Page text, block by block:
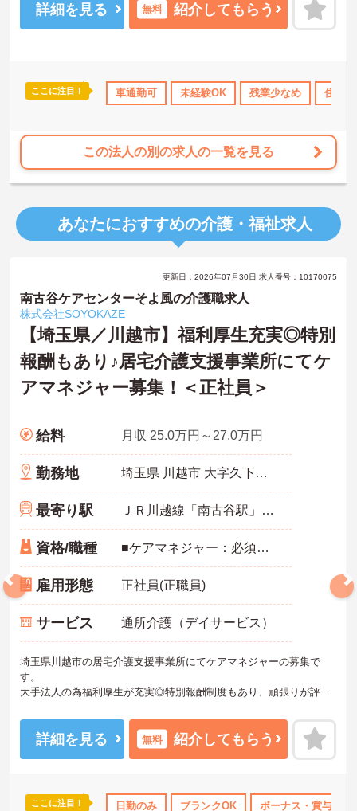
社会保険完備 退職金制度あり
くれますので、安心して入社できます。
ご興味のある方は、詳細や面接のポイントもお伝え出来ますのでお
詳細を見る 無料 紹介してもらう
ここに注目！ 車通勤可 未経験OK 残業少なめ 住宅
この法人の別の求人の一覧を見る
あなたにおすすめの介護・福祉求人
資格取得サポート 研修制度あり ボーナス・賞与あり
更新日：2026年07月30日 求人番号：10170075
南古谷ケアセンターそよ風の介護職求人
株式会社SOYOKAZE
【埼玉県／川越市】福利厚生充実◎特別
報酬もあり♪居宅介護支援事業所にてケ
アマネジャー募集！＜正社員＞
給料 月収 25.0万円～27.0万円
勤務地 埼玉県 川越市 大字久下戸1971-2
最寄り駅 ＪＲ川越線「南古谷駅」徒歩15分
資格/職種 ■ケアマネジャー：必須 ■経験必須 ■主任介護支援専門員：歓迎 ■ブランク可
雇用形態 正社員(正職員)
サービス 通所介護（デイサービス）
埼玉県川越市の居宅介護支援事業所にてケアマネジャーの募集で
す。
大手法人の為福利厚生が充実◎特別報酬制度もあり、頑張りが評価
リフレッシュ休暇が年間17日とプライベートとの両立も可能です。
ご興味のある方には、面接対策ポイントなどさらに詳細をお話いた
しますので、お気軽にご相談ください。
詳細を見る 無料 紹介してもらう
ここに注目！ 日勤のみ ブランクOK ボーナス・賞与あり